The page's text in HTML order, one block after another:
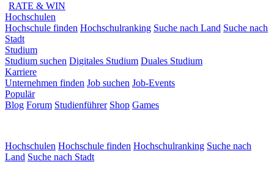
RATE & WIN
Hochschulen
Hochschule finden Hochschulranking Suche nach Land Suche nach
Stadt
Studium
Studium suchen Digitales Studium Duales Studium
Karriere
Unternehmen finden Job suchen Job-Events
Populär
Blog Forum Studienführer Shop Games
Hochschulen Hochschule finden Hochschulranking Suche nach
Land Suche nach Stadt